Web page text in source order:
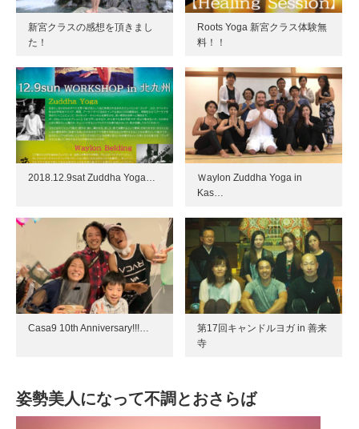
新宮クラスの感想を頂きまし
た！
Roots Yoga 新宮クラス体験無
料！！
2018.12.9sat Zuddha Yoga…
Ｗaylon Zuddha Yoga in
Kas…
Casa9 10th Anniversary!!!…
第17回キャンドルヨガ in 善来
寺
姿勢美人になって不調とおさらば